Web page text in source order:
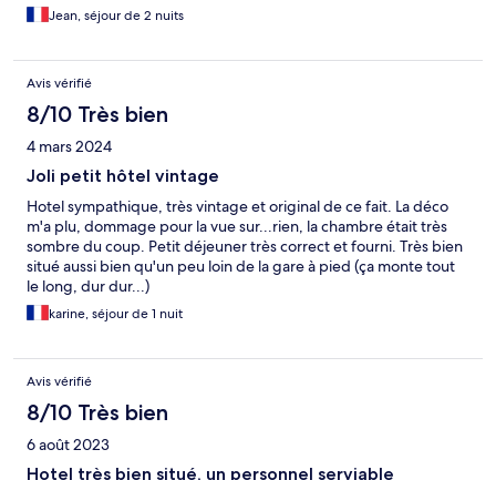
Jean, séjour de 2 nuits
Avis vérifié
8/10 Très bien
4 mars 2024
Joli petit hôtel vintage
Hotel sympathique, très vintage et original de ce fait. La déco
m'a plu, dommage pour la vue sur...rien, la chambre était très
sombre du coup. Petit déjeuner très correct et fourni. Très bien
situé aussi bien qu'un peu loin de la gare à pied (ça monte tout
le long, dur dur...)
karine, séjour de 1 nuit
Avis vérifié
8/10 Très bien
6 août 2023
Hotel très bien situé, un personnel serviable